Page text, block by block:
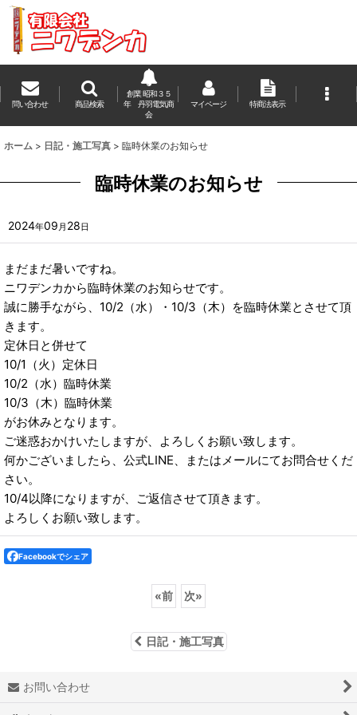
問い合わせ 商品検索
創業 昭和３５
年 丹羽電気商
会
マイページ 特商法表示
ホーム > 日記・施工写真 > 臨時休業のお知らせ
臨時休業のお知らせ
2024年09 月 28日
まだまだ暑いですね。
ニワデンカから臨時休業のお知らせです。
誠に勝手ながら、10/2（水）・10/3（木）を臨時休業とさせて頂
きます。
定休日と併せて
10/1（火）定休日
10/2（水）臨時休業
10/3（木）臨時休業
がお休みとなります。
ご迷惑おかけいたしますが、よろしくお願い致します。
何かございましたら、公式LINE、またはメールにてお問合せくだ
さい。
10/4以降になりますが、ご返信させて頂きます。
よろしくお願い致します。
Facebookでシェア
«前 次»
日記・施工写真
お問い合わせ